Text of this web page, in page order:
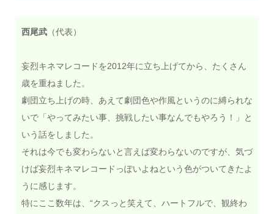
西尾武（代表）
妄烈キネマレコードを2012年に立ち上げてから、たくさん
歳を重ねました。
劇団立ち上げの時、あえて劇団色や作風というのに縛られな
いで「やってみたい事、挑戦したい事なんでもやろう！」と
いう話をしました。
それは今でも変わらないと言えば変わらないのですが、気づ
けば妄烈キネマレコードっぽいよねという色がついてきたよ
うに感じます。
特にここ数年は、“クスっと笑えて、ハートフルで、観終わ